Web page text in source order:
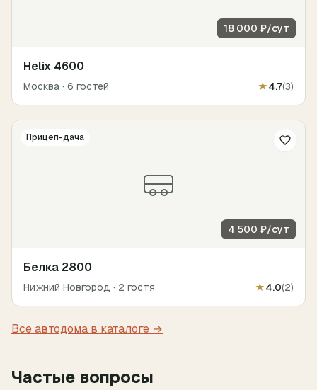
18 000 ₽/сут
Helix 4600
Москва · 6 гостей ★4.7(3)
Прицеп-дача
4 500 ₽/сут
Белка 2800
Нижний Новгород · 2 гостя ★4.0(2)
Все автодома в каталоге →
Частые вопросы